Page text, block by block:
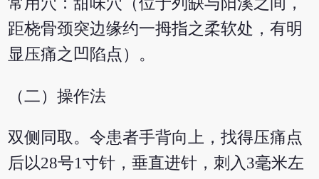
距桡骨颈突边缘约一拇指之柔软处，有明
显压痛之凹陷点）。
（二）操作法
双侧同取。令患者手背向上，找得压痛点
后以28号1寸针，垂直进针，刺入3毫米左